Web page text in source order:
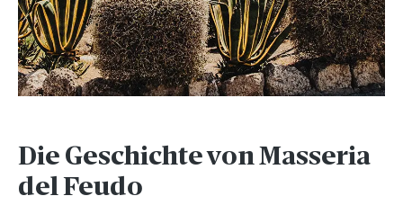
Die Geschichte von Masseria
del Feudo